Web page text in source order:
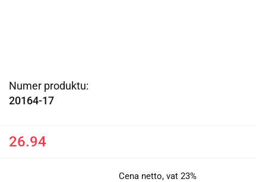
Numer produktu:
20164-17
26.94
Cena netto, vat 23%